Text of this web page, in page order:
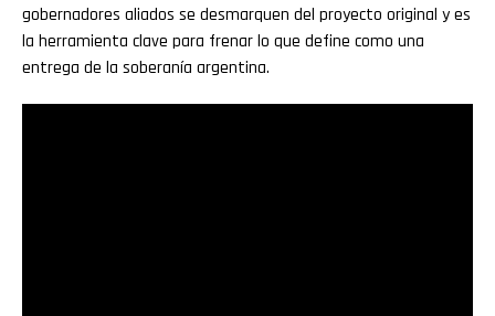
gobernadores aliados se desmarquen del proyecto original y es
la herramienta clave para frenar lo que define como una
entrega de la soberanía argentina.